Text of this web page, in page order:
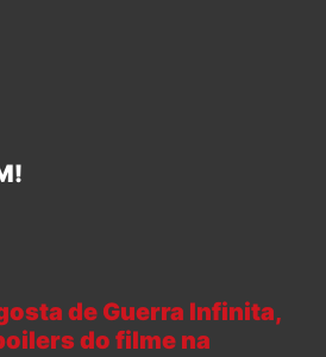
de Guerra Infinita,
do filme na